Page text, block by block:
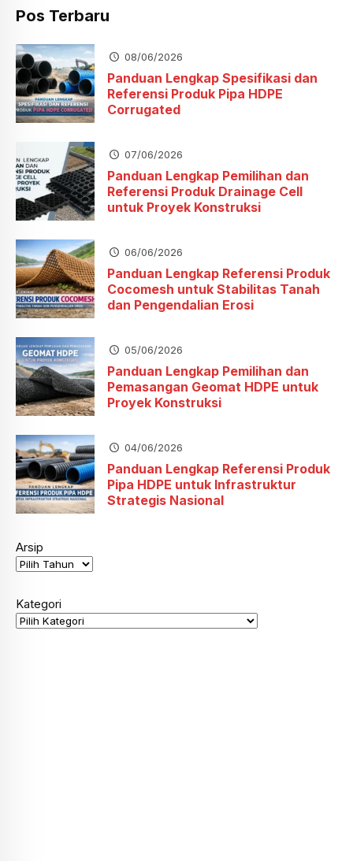
Pos Terbaru
08/06/2026
Panduan Lengkap Spesifikasi dan
Referensi Produk Pipa HDPE
Corrugated
07/06/2026
Panduan Lengkap Pemilihan dan
Referensi Produk Drainage Cell
untuk Proyek Konstruksi
06/06/2026
Panduan Lengkap Referensi Produk
Cocomesh untuk Stabilitas Tanah
dan Pengendalian Erosi
05/06/2026
Panduan Lengkap Pemilihan dan
Pemasangan Geomat HDPE untuk
Proyek Konstruksi
04/06/2026
Panduan Lengkap Referensi Produk
Pipa HDPE untuk Infrastruktur
Strategis Nasional
Arsip
Kategori